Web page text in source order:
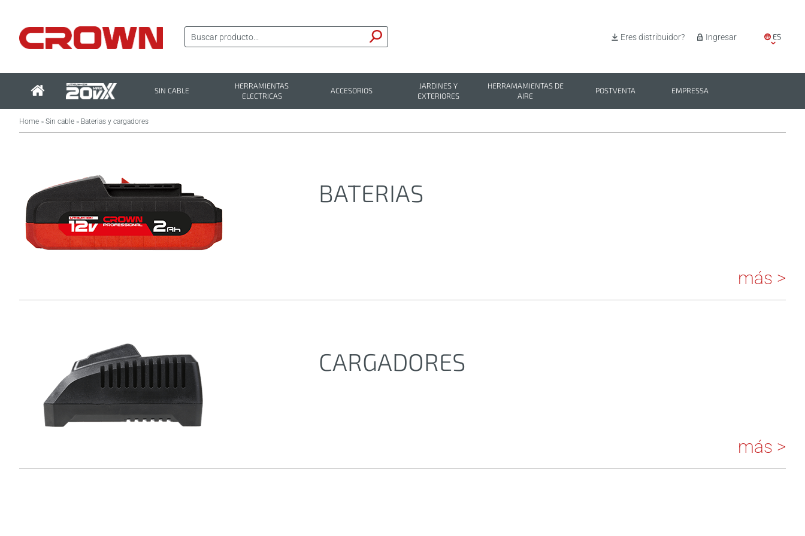
ES
Ingresar
Eres distribuidor?
SIN CABLE
HERRAMIENTAS
ELECTRICAS
ACCESORIOS
JARDINES Y
EXTERIORES
HERRAMAMIENTAS DE
AIRE
POSTVENTA EMPRESSA
Home > Sin cable > Baterias y cargadores
BATERIAS
más >
CARGADORES
más >